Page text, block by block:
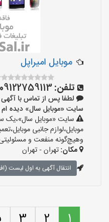
موبایل امیراپل
تلفن:09122759113
لطفا پس از تماس با
سایت «موبایل سال» دیده ام و کد «آگهی-
سایت «موبایل سال»،یک
موبایل،لوازم جانبی
وهیچ‌گونه منفعت و
مکان:تهران - تهران
انتقال آگهی به اول لیست